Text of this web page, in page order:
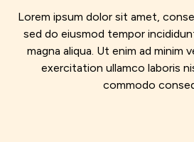
Lorem ipsum dolor sit amet,
sed do eiusmod tempor
magna aliqua. Ut enim ad minim
exercitation ullamco laboris
commodo